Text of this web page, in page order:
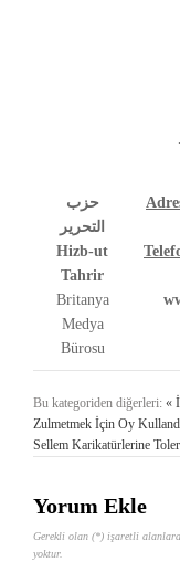
حزب
التحرير
Hizb-ut
Tahrir
Britanya
Medya
Bürosu
Bu kategoriden diğerleri: «
Zulmetmek İçin Oy
Sellem Karikatürlerine
Yorum Ekle
Gerekli olan (*) işaretli
yoktur.